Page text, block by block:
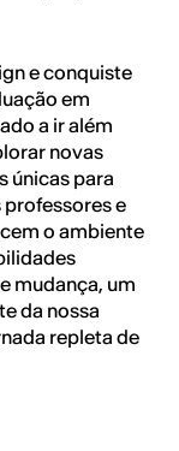
e conquiste
em
a ir além
novas
únicas para
e
o ambiente
mudança, um
da nossa
repleta de